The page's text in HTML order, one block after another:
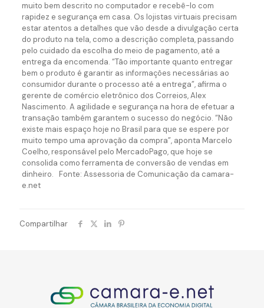
muito bem descrito no computador e recebê-lo com
rapidez e segurança em casa. Os lojistas virtuais precisam
estar atentos a detalhes que vão desde a divulgação certa
do produto na tela, como a descrição completa, passando
pelo cuidado da escolha do meio de pagamento, até a
entrega da encomenda. “Tão importante quanto entregar
bem o produto é garantir as informações necessárias ao
consumidor durante o processo até a entrega”, afirma o
gerente de comércio eletrônico dos Correios, Alex
Nascimento. A agilidade e segurança na hora de efetuar a
transação também garantem o sucesso do negócio. “Não
existe mais espaço hoje no Brasil para que se espere por
muito tempo uma aprovação da compra”, aponta Marcelo
Coelho, responsável pelo MercadoPago, que hoje se
consolida como ferramenta de conversão de vendas em
dinheiro. Fonte: Assessoria de Comunicação da camara-
e.net
Compartilhar